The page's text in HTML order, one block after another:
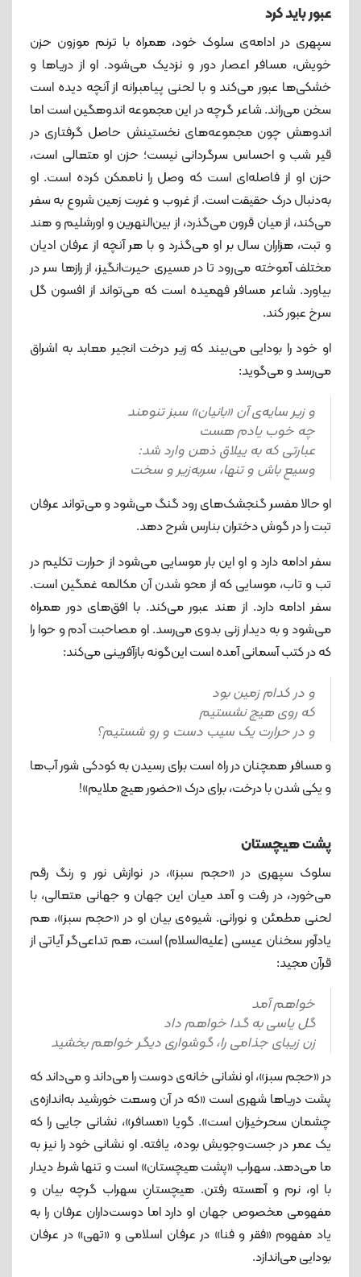
عبور باید کرد
سپهری در ادامه‌‌ی سلوک خود، همراه با ترنم موزون حزن
خویش، مسافر اعصار دور و نزدیک می‌شود. او از دریاها و
خشکی‌ها عبور می‌کند و با لحنی پیامبرانه از آنچه دیده است
سخن می‌راند. شاعر گرچه در این مجموعه اندوهگین است اما
اندوهش چون مجموعه‌های نخستینش حاصل گرفتاری در
قیر شب و احساس سرگردانی نیست؛ حزن او متعالی است،
حزن او از فاصله‌ای است که وصل را ناممکن کرده است. او
به‌دنبال درک حقیقت است. از غروب و غربت زمین شروع به سفر
می‌کند، از میان قرون می‌گذرد، از بین‌النهرین و اورشلیم و هند
و تبت، هزاران سال بر او می‌گذرد و با هر آنچه از عرفان ادیان
مختلف آموخته می‌رود تا در مسیری حیرت‌انگیز، از رازها سر در
بیاورد. شاعر مسافر فهمیده است که می‌تواند از افسون گل
سرخ عبور کند.
او خود را بودایی می‌بیند که زیر درخت انجیر معابد به اشراق
می‌رسد و می‌گوید:
و زیر سایه‌ی آن «بانیان» سبز تنومند
چه خوب یادم هست
عبارتی که به ییلاق ذهن وارد شد:
وسیع باش و تنها، سربه‌زیر و سخت
او حالا مفسر گنجشک‌های رود گنگ می‌شود و می‌تواند عرفان
تبت را در گوش دختران بنارس شرح دهد.
سفر ادامه دارد و او این بار موسایی می‌شود از حرارت تکلیم در
تب و تاب، موسایی که از محو شدن آن مکالمه غمگین است.
سفر ادامه دارد. از هند عبور می‌کند. با افق‌های دور همراه
می‌شود و به دیدار زنی بدوی می‌رسد. او مصاحبت آدم و حوا را
که در کتب آسمانی آمده است این‌گونه بازآفرینی می‌کند:
و در کدام زمین بود
که روی هیچ نشستیم
و در حرارت یک سیب دست و رو شستیم؟
و مسافر همچنان در راه است برای رسیدن به کودکی شور آب‌ها
و یکی شدن با درخت، برای درک «حضور هیچ ملایم»!
پشت هیچستان
سلوک سپهری در «حجم سبز»، در نوازش نور و رنگ رقم
می‌خورد، در رفت و آمد میان این جهان و جهانی متعالی، با
لحنی مطمئن و نورانی. شیوه‌ی بیان او در «حجم سبز»، هم
یادآور سخنان عیسی (علیه‌السلام) است، هم تداعی‌گر آیاتی از
قرآن مجید:
خواهم آمد
گل یاسی به گدا خواهم داد
زن زیبای جذامی را، گوشواری دیگر خواهم بخشید
در «حجم سبز»، او نشانی خانه‌ی دوست را می‌داند و می‌داند که
پشت دریاها شهری است «که در آن وسعت خورشید به‌اندازه‌ی
چشمان سحرخیزان است». گویا «مسافر»، نشانی جایی را که
یک عمر در جست‌وجویش بوده، یافته. او نشانی خود را نیز به
ما می‌دهد. سهراب «پشت هیچستان» است و تنها شرط دیدار
با او، نرم و آهسته رفتن. هیچستانِ سهراب گرچه بیان و
مفهومی مخصوص جهان او دارد اما دوست‌داران عرفان را به
یاد مفهوم «فقر و فنا» در عرفان اسلامی و «تهی» در عرفان
بودایی می‌اندازد.